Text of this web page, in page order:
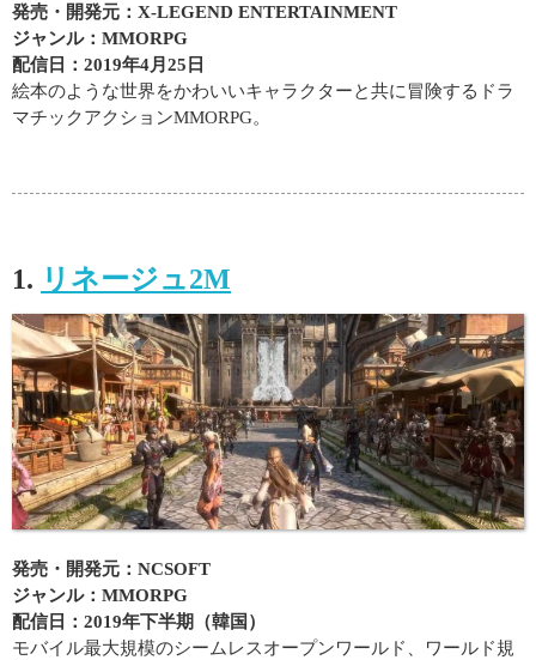
発売・開発元：X-LEGEND ENTERTAINMENT
ジャンル：MMORPG
配信日：2019年4月25日
絵本のような世界をかわいいキャラクターと共に冒険するドラ
マチックアクションMMORPG。
1. リネージュ2M
発売・開発元：NCSOFT
ジャンル：MMORPG
配信日：2019年下半期（韓国）
モバイル最大規模のシームレスオープンワールド、ワールド規